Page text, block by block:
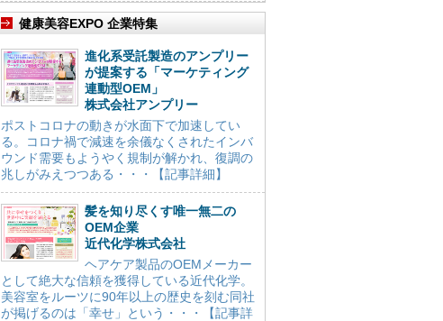
健康美容EXPO 企業特集
進化系受託製造のアンプリー
が提案する「マーケティング
連動型OEM」
株式会社アンプリー
ポストコロナの動きが水面下で加速してい
る。コロナ禍で減速を余儀なくされたインバ
ウンド需要もようやく規制が解かれ、復調の
兆しがみえつつある・・・【記事詳細】
髪を知り尽くす唯一無二の
OEM企業
近代化学株式会社
ヘアケア製品のOEMメーカー
として絶大な信頼を獲得している近代化学。
美容室をルーツに90年以上の歴史を刻む同社
が掲げるのは「幸せ」という・・・【記事詳